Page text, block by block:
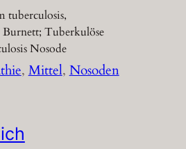
tuberculosis,
Tuberkulöse
Nosode
, Mittel, Nosoden